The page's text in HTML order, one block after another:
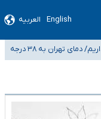
English العربیه
۴۰ تا ۵۰ روز گرمای نسبی در پیش داریم/ دمای تهران به ۳۸ درجه
موضع وزارت بهداشت درباره ظرفیت پزشکی کنکور ۱۴۰۵: خواستار اصلاح ظرفیت‌ها
عملیات و دکترای